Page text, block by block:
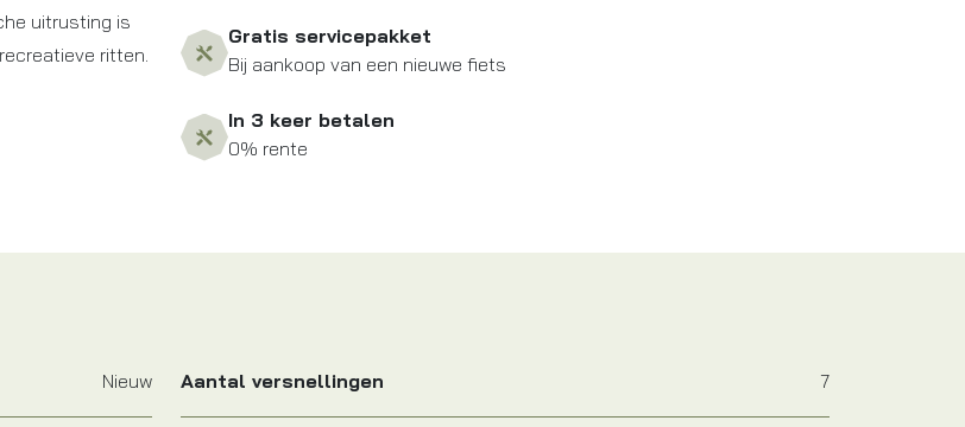
uitrusting is
ritten.
Gratis servicepakket
Bij aankoop van een nieuwe fiets
In 3 keer betalen
0% rente
Nieuw Aantal versnellingen 7